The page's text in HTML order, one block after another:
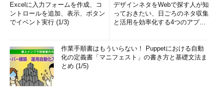
Excelに入力フォームを作成、コ
ントロールを追加、表示、ボタン
でイベント実行 (1/3)
デザインネタをWebで探す人が知
っておきたい、日ごろのネタ収集
と活用を効率化する4つのアプリ
作業手順書はもういらない！ Puppetにおける自動
化の定義書「マニフェスト」の書き方と基礎文法ま
とめ (1/5)